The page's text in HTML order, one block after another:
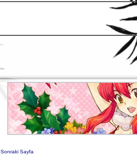
Sonraki Sayfa